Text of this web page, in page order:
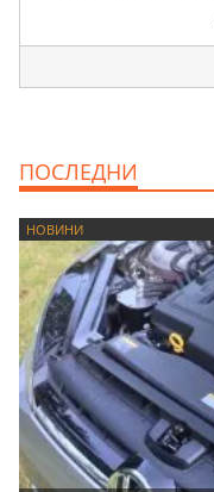
ПОСЛЕДНИ
НОВИНИ